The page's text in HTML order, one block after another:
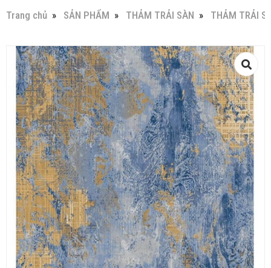
Trang chủ SẢN PHẨM THẢM TRẢI SÀN THẢM TRẢI